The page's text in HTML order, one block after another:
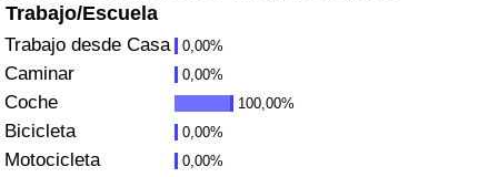
Trabajo/Escuela
Trabajo desde Casa 0,00%
Caminar 0,00%
Coche 100,00%
Bicicleta 0,00%
Motocicleta 0,00%
Índice de criminalidad por país
Sanidad
Índice de Sanidad (Actual)